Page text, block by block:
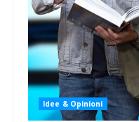
Idee & Opinioni